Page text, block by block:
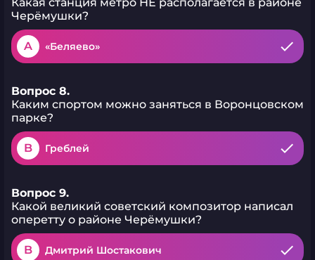
Черёмушки?
A «Беляево»
Вопрос 8.
Каким спортом можно заняться в Воронцовском
парке?
B Греблей
Вопрос 9.
Какой великий советский композитор написал
оперетту о районе Черёмушки?
B Дмитрий Шостакович